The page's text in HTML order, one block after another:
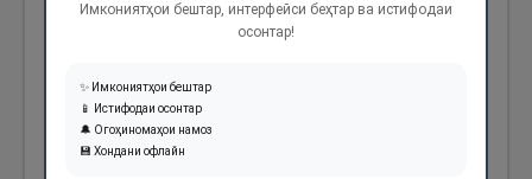
хунҳои мардум ва амволи мардум ҳадар
хӯрдан ба Худоро ба ёдаш диҳед ва ин
оятро барояш бихонед: «Касоне, ки паймони
Илоҳӣ ва савгандҳои худро ба баҳои андаке
Имкониятҳои бештар, интерфейси беҳтар ва истифодаи
осонтар!
✨ Имкониятҳои бештар
📱 Истифодаи осонтар
🔔 Огоҳиномаҳои намоз
💾 Хондани офлайн